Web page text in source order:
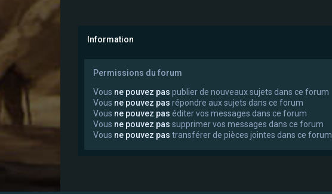
Information
Permissions du forum
Vous ne pouvez pas publier de nouveaux sujets dans ce forum
Vous ne pouvez pas répondre aux sujets dans ce forum
Vous ne pouvez pas éditer vos messages dans ce forum
Vous ne pouvez pas supprimer vos messages dans ce forum
Vous ne pouvez pas transférer de pièces jointes dans ce forum